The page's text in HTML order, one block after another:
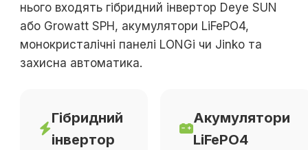
нього входять гібридний інвертор Deye SUN
або Growatt SPH, акумулятори LiFePO4,
монокристалічні панелі LONGi чи Jinko та
захисна автоматика.
Гібридний
інвертор
Акумулятори
LiFePO4